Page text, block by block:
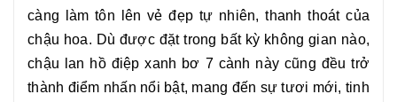
càng làm tôn lên vẻ đẹp tự nhiên, thanh thoát của
chậu hoa. Dù được đặt trong bất kỳ không gian nào,
chậu
lan hồ điệp xanh bơ 7 cành này cũng đều trở
thành điểm nhấn nổi bật, mang đến sự tươi mới, tinh